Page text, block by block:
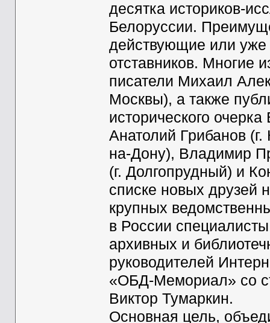
десятка историков-
Белоруссии.
действующие или уже
отставников. Многие
писатели Михаил
Москвы), а также
исторического
Анатолий Грибанов (г.
на-Дону), Владимир
(г. Долгопрудный) и
списке новых друзей
крупных
в России
архивных и
руководителей
«ОБД-Мемориал» со
Виктор Тумаркин.
Основная цель,